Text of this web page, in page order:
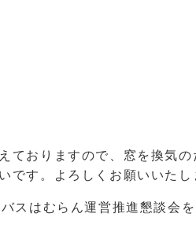
おりますので、窓を換気
です。よろしくお願いいたし
スはむらん運営推進懇談会を